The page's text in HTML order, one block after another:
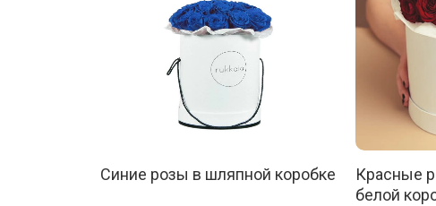
Синие розы в шляпной коробке
Красные
белой